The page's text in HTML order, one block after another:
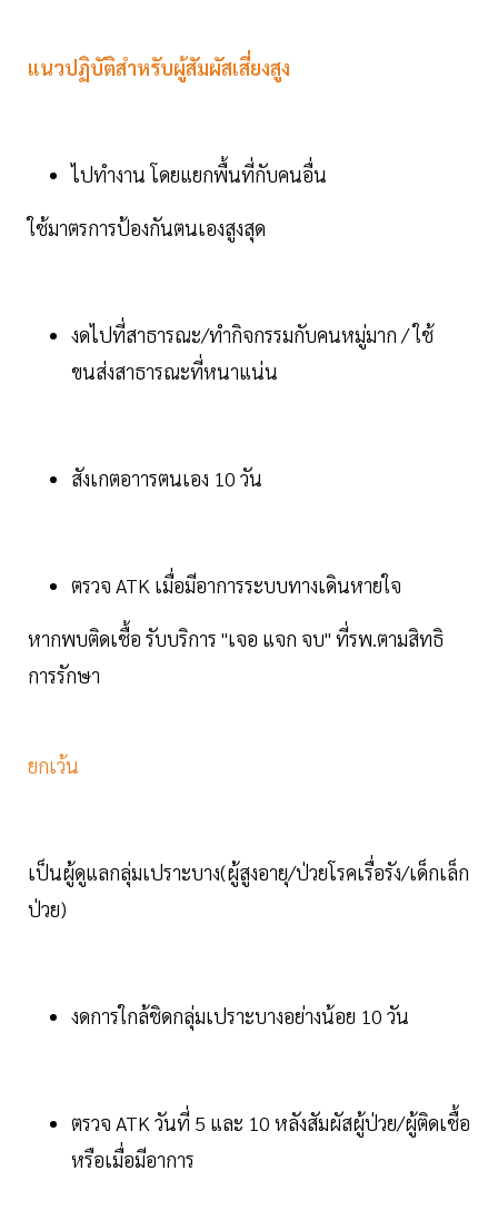
แนวปฏิบัติสำหรับผู้สัมผัสเสี่ยงสูง
ไปทำงาน โดยแยกพื้นที่กับคนอื่น
ใช้มาตรการป้องกันตนเองสูงสุด
งดไปที่สาธารณะ/ทำกิจกรรมกับคนหมู่มาก / ใช้
ขนส่งสาธารณะที่หนาแน่น
สังเกตอาารตนเอง 10 วัน
ตรวจ ATK เมื่อมีอาการระบบทางเดินหายใจ
หากพบติดเชื้อ รับบริการ "เจอ แจก จบ" ที่รพ.ตามสิทธิ
การรักษา
ยกเว้น
เป็นผู้ดูแลกลุ่มเปราะบาง(ผู้สูงอายุ/ป่วยโรคเรื่อรัง/เด็กเล็ก
ป่วย)
งดการใกล้ชิดกลุ่มเปราะบางอย่างน้อย 10 วัน
ตรวจ ATK วันที่ 5 และ 10 หลังสัมผัสผู้ป่วย/ผู้ติดเชื้อ
หรือเมื่อมีอาการ